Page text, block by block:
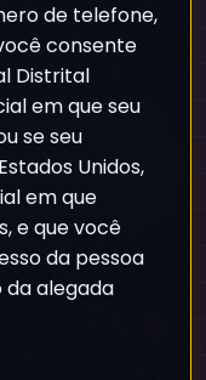
de telefone,
consente
Distrital
em que seu
se seu
Unidos,
em que
e que você
da pessoa
alegada